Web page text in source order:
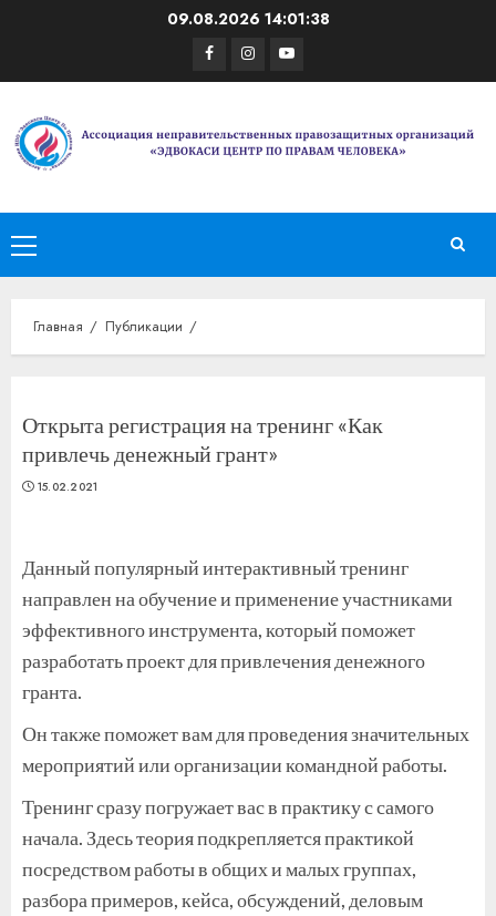
09.08.2026 14:01:38
Facebook
Instagram
Youtube
Основное
меню
Главная Публикации
Открыта регистрация на тренинг «Как
привлечь денежный грант»
15.02.2021
Данный популярный интерактивный тренинг
направлен на обучение и применение участниками
эффективного инструмента, который поможет
разработать проект для привлечения денежного
гранта.
Он также поможет вам для проведения значительных
мероприятий или организации командной работы.
Тренинг сразу погружает вас в практику с самого
начала. Здесь теория подкрепляется практикой
посредством работы в общих и малых группах,
разбора примеров, кейса, обсуждений, деловым